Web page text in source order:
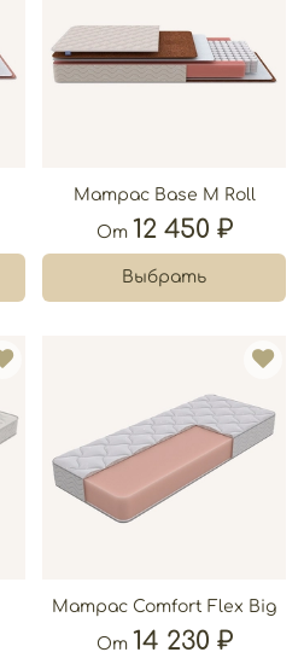
Матрас Base M Roll
От 12 450 ₽
Выбрать
Матрас Comfort Flex Big
От 14 230 ₽